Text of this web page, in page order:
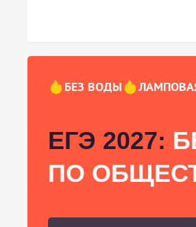
БЕЗ ВОДЫ
ЕГЭ 2027:
ПО